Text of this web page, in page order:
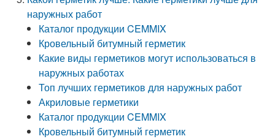
наружных работ
Каталог продукции CEMMIX
Кровельный битумный герметик
Какие виды герметиков могут использоваться в
наружных работах
Топ лучших герметиков для наружных работ
Акриловые герметики
Каталог продукции CEMMIX
Кровельный битумный герметик